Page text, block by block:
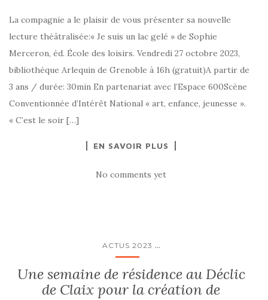
La compagnie a le plaisir de vous présenter sa nouvelle
lecture théâtralisée:« Je suis un lac gelé » de Sophie
Merceron, éd. École des loisirs. Vendredi 27 octobre 2023,
bibliothèque Arlequin de Grenoble à 16h (gratuit)A partir de
3 ans / durée: 30min En partenariat avec l’Espace 600Scène
Conventionnée d’Intérêt National « art, enfance, jeunesse ».
« C’est le soir […]
EN SAVOIR PLUS
No comments yet
ACTUS 2023 ...
Une semaine de résidence au Déclic
de Claix pour la création de